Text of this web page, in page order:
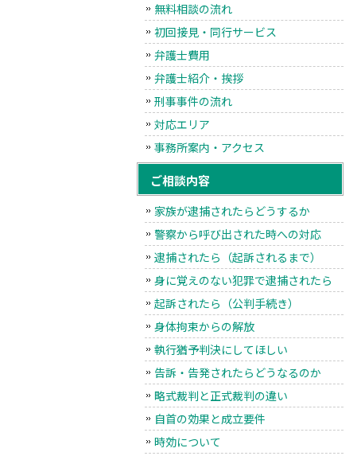
無料相談の流れ
初回接見・同行サービス
弁護士費用
弁護士紹介・挨拶
刑事事件の流れ
対応エリア
事務所案内・アクセス
ご相談内容
家族が逮捕されたらどうするか
警察から呼び出された時への対応
逮捕されたら（起訴されるまで）
身に覚えのない犯罪で逮捕されたら
起訴されたら（公判手続き）
身体拘束からの解放
執行猶予判決にしてほしい
告訴・告発されたらどうなるのか
略式裁判と正式裁判の違い
自首の効果と成立要件
時効について